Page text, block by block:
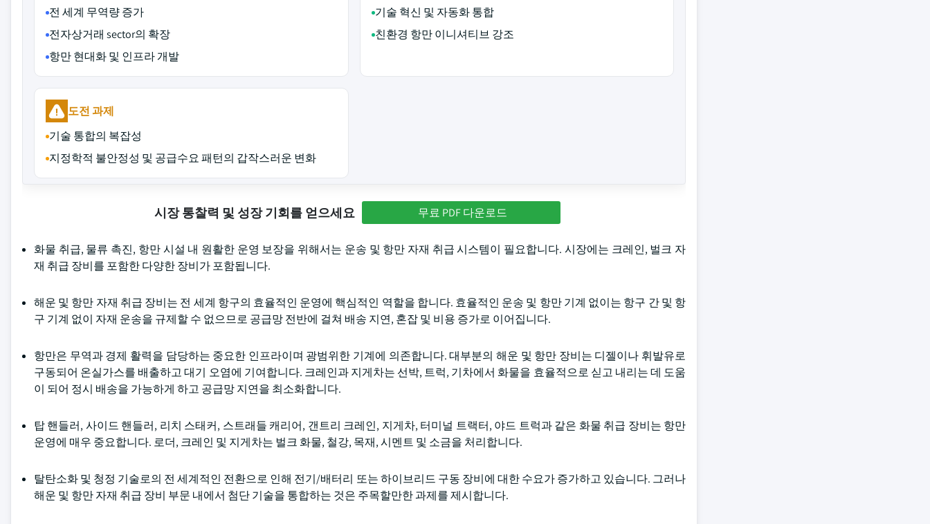
전 세계 무역량 증가
전자상거래 sector의 확장
항만 현대화 및 인프라 개발
기술 혁신 및 자동화 통합
친환경 항만 이니셔티브 강조
도전 과제
기술 통합의 복잡성
지정학적 불안정성 및 공급수요 패턴의 갑작스러운 변화
시장 통찰력 및 성장 기회를 얻으세요 무료 PDF 다운로드
화물 취급, 물류 촉진, 항만 시설 내 원활한 운영 보장을 위해서는 운송 및 항만 자재 취급 시스템이 필요합니다. 시장에는 크레인, 벌크 자
재 취급 장비를 포함한 다양한 장비가 포함됩니다.
해운 및 항만 자재 취급 장비는 전 세계 항구의 효율적인 운영에 핵심적인 역할을 합니다. 효율적인 운송 및 항만 기계 없이는 항구 간 및 항
구 기계 없이 자재 운송을 규제할 수 없으므로 공급망 전반에 걸쳐 배송 지연, 혼잡 및 비용 증가로 이어집니다.
항만은 무역과 경제 활력을 담당하는 중요한 인프라이며 광범위한 기계에 의존합니다. 대부분의 해운 및 항만 장비는 디젤이나 휘발유로
구동되어 온실가스를 배출하고 대기 오염에 기여합니다. 크레인과 지게차는 선박, 트럭, 기차에서 화물을 효율적으로 싣고 내리는 데 도움
이 되어 정시 배송을 가능하게 하고 공급망 지연을 최소화합니다.
탑 핸들러, 사이드 핸들러, 리치 스태커, 스트래들 캐리어, 갠트리 크레인, 지게차, 터미널 트랙터, 야드 트럭과 같은 화물 취급 장비는 항만
운영에 매우 중요합니다. 로더, 크레인 및 지게차는 벌크 화물, 철강, 목재, 시멘트 및 소금을 처리합니다.
탈탄소화 및 청정 기술로의 전 세계적인 전환으로 인해 전기/배터리 또는 하이브리드 구동 장비에 대한 수요가 증가하고 있습니다. 그러나
해운 및 항만 자재 취급 장비 부문 내에서 첨단 기술을 통합하는 것은 주목할만한 과제를 제시합니다.